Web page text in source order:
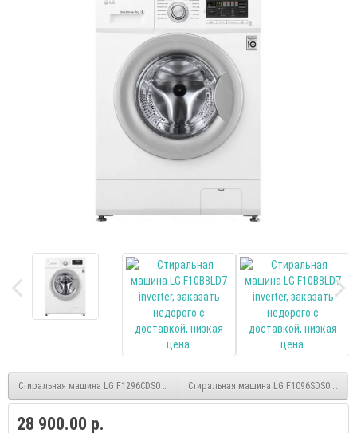
Стиральная машина LG F1296CDS0 inverter (+Сушка 3кг)Стиральная машина LG F1096SDS0
28 900.00 р.